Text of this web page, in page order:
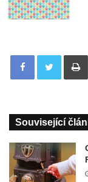
Související